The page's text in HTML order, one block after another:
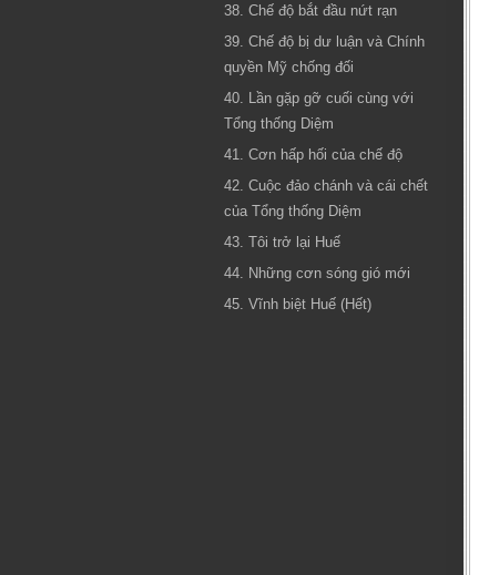
38. Chế độ bắt đầu nứt rạn
39. Chế độ bị dư luận và Chính
quyền Mỹ chống đối
40. Lần gặp gỡ cuối cùng với
Tổng thống Diệm
41. Cơn hấp hối của chế độ
42. Cuộc đảo chánh và cái chết
của Tổng thống Diệm
43. Tôi trở lại Huế
44. Những cơn sóng gió mới
45. Vĩnh biệt Huế (Hết)